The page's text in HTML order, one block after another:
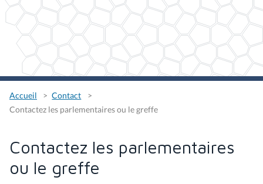
Accueil
Contact
Contactez les parlementaires ou le greffe
Contactez les parlementaires
ou le greffe